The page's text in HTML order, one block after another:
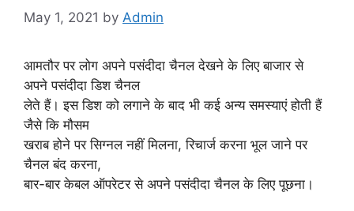
May 1, 2021 by Admin
आमतौर पर लोग अपने पसंदीदा चैनल देखने के लिए बाजार से
अपने पसंदीदा डिश चैनल
लेते हैं। इस डिश को लगाने के बाद भी कई अन्य समस्याएं होती हैं
जैसे कि मौसम
खराब होने पर सिग्नल नहीं मिलना, रिचार्ज करना भूल जाने पर
चैनल बंद करना,
बार-बार केबल ऑपरेटर से अपने पसंदीदा चैनल के लिए पूछना।